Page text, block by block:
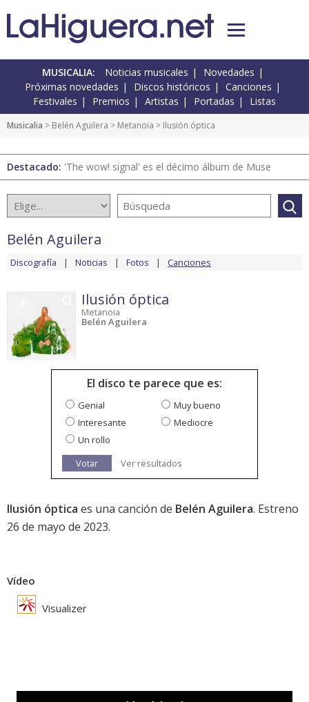
MUSICALIA: Noticias musicales
Novedades
Próximas novedades
Discos históricos
Canciones
Festivales
Premios Artistas Portadas Listas
Musicalia > Belén Aguilera > Metanoia > Ilusión óptica
Destacado: 'The wow! signal' es el décimo álbum de Muse
Belén Aguilera
Discografía Noticias Fotos Canciones
Ilusión óptica
Metanoia
Belén Aguilera
El disco te parece que es:
Genial
Muy bueno
Interesante
Mediocre
Un rollo
Votar
Ver resultados
Ilusión óptica es una canción de Belén Aguilera. Estreno
26 de mayo de 2023.
Vídeo
Visualizer